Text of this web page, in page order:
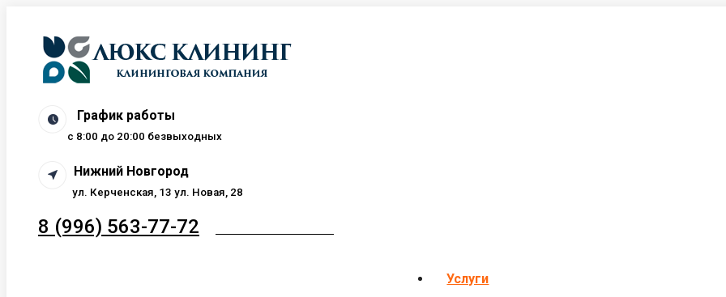
содержанию
График работы
c 8:00 до 20:00 безвыходных
Нижний Новгород
ул. Керченская, 13 ул. Новая, 28
8 (996) 563-77-72
Услуги